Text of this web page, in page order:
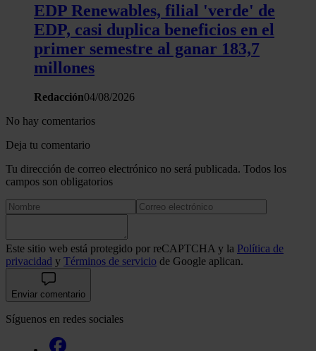
EDP Renewables, filial 'verde' de
EDP, casi duplica beneficios en el
primer semestre al ganar 183,7
millones
Redacción04/08/2026
No hay comentarios
Deja tu comentario
Tu dirección de correo electrónico no será publicada. Todos los
campos son obligatorios
Este sitio web está protegido por reCAPTCHA y la Política de
privacidad y Términos de servicio de Google aplican.
Enviar comentario
Síguenos en redes sociales